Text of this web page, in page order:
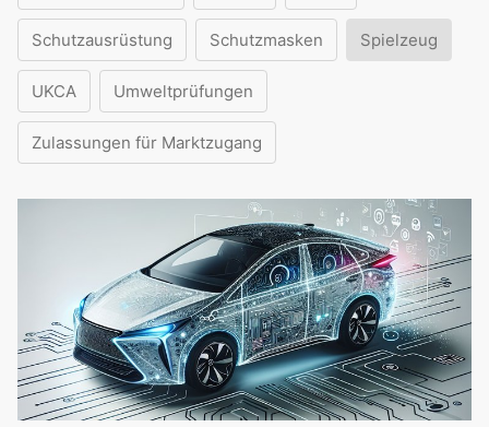
Schutzausrüstung Schutzmasken Spielzeug
UKCA Umweltprüfungen
Zulassungen für Marktzugang